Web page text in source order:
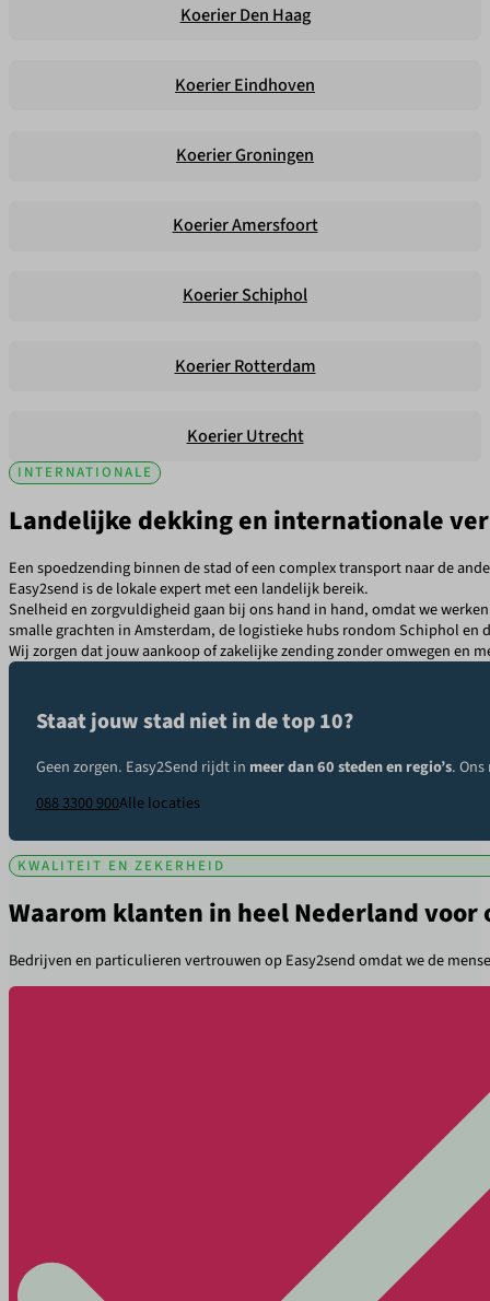
Koerier Den Haag
Koerier Eindhoven
Koerier Groningen
Koerier Amersfoort
Koerier Schiphol
Koerier Rotterdam
Koerier Utrecht
INTERNATIONALE
Landelijke dekking en internationale
Een spoedzending binnen de stad of een complex transport naar de
Easy2send is de lokale expert met een landelijk bereik.
Snelheid en zorgvuldigheid gaan bij ons hand in hand, omdat we
smalle grachten inAmsterdam, de logistieke hubs rondomSchipholen
Wij zorgen dat jouw aankoop of zakelijke zending zonder omwegen en
Staat jouw stad niet in de top 10?
Geen zorgen. Easy2Send rijdt in meer dan 60 steden en regio’s.
088 3300 900Alle locaties
KWALITEIT EN ZEKERHEID
Waarom klanten in heel Nederland voor
Bedrijven en particulieren vertrouwen op Easy2send omdat we de